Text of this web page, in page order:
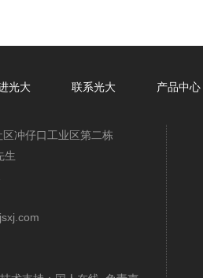
光大 联系光大 产品中心
冲仔口工业区第二栋
生